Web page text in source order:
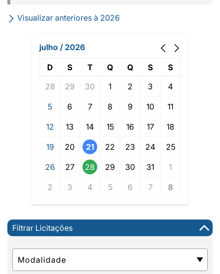
Visualizar anteriores à 2026
julho / 2026
D S T Q Q S
S
28
29 30 1 2 3 4
5 6 7 8 9 10 11
12 13 14 15 16 17 18
19 20 21 22 23 24 25
26 27 28 29 30 31 1
2 3 4 5 6 7 8
Filtrar Licitações